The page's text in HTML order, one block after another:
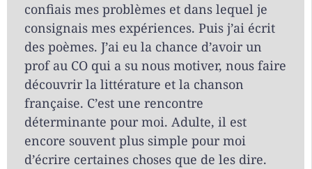
confiais mes problèmes et dans lequel je
consignais mes expériences. Puis j’ai écrit
des poèmes. J’ai eu la chance d’avoir un
prof au CO qui a su nous motiver, nous faire
découvrir la littérature et la chanson
française. C’est une rencontre
déterminante pour moi. Adulte, il est
encore souvent plus simple pour moi
d’écrire certaines choses que de les dire.